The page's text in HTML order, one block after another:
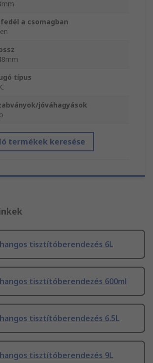
a csomagban
típus
jóváhagyások
termékek keresése
tisztítóberendezés 6L
tisztítóberendezés 600ml
tisztítóberendezés 6.5L
tisztítóberendezés 9L